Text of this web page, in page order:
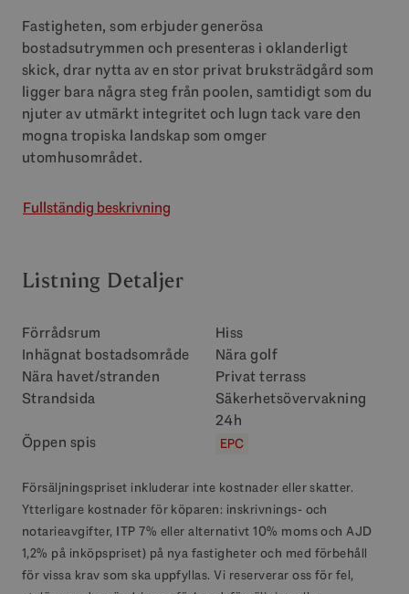
Fastigheten, som erbjuder generösa
bostadsutrymmen och presenteras i oklanderligt
skick, drar nytta av en stor privat bruksträdgård som
ligger bara några steg från poolen, samtidigt som du
njuter av utmärkt integritet och lugn tack vare den
mogna tropiska landskap som omger
utomhusområdet.
Fullständig beskrivning
Listning Detaljer
Förrådsrum
Hiss
Inhägnat bostadsområde
Nära golf
Nära havet/stranden
Privat terrass
Strandsida
Säkerhetsövervakning
24h
Öppen spis
EPC
Försäljningspriset inkluderar inte kostnader eller skatter.
Ytterligare kostnader för köparen: inskrivnings- och
notarieavgifter, ITP 7% eller alternativt 10% moms och AJD
1,2% på inköpspriset) på nya fastigheter och med förbehåll
för vissa krav som ska uppfyllas. Vi reserverar oss för fel,